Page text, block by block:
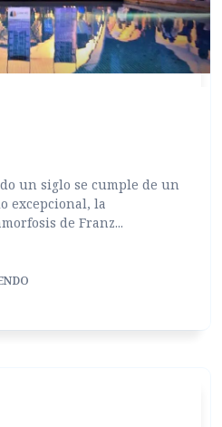
un siglo se cumple de un
excepcional, la
de Franz...